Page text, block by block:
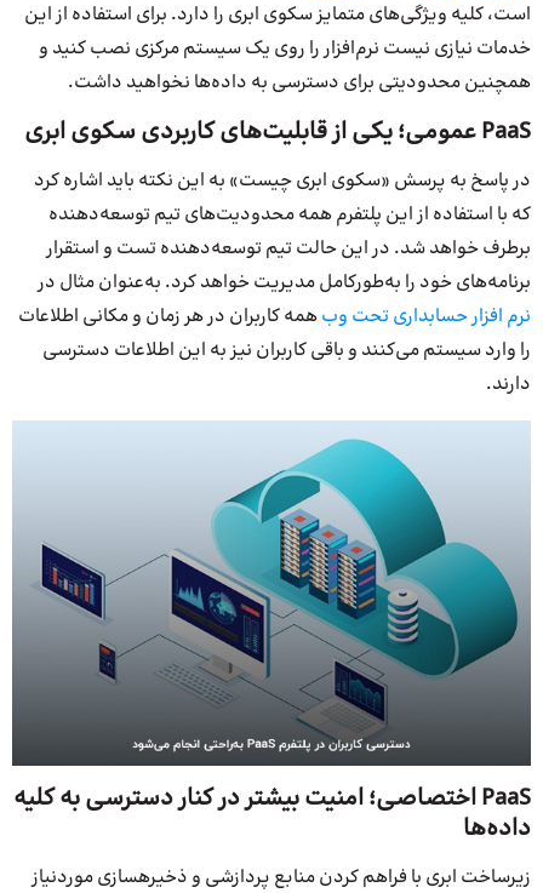
است، کلیه ویژگی‌های متمایز سکوی ابری را دارد. برای استفاده از این
خدمات نیازی نیست نرم‌افزار را روی یک سیستم مرکزی نصب کنید و
همچنین محدودیتی برای دسترسی به داده‌ها نخواهید داشت.
PaaS عمومی؛ یکی از قابلیت‌های کاربردی سکوی ابری
در پاسخ به پرسش «سکوی ابری چیست» به این نکته باید اشاره کرد
که با استفاده از این پلتفرم همه محدودیت‌های تیم توسعه‌دهنده
برطرف خواهد شد. در این حالت تیم توسعه‌دهنده تست و استقرار
برنامه‌های خود را به‌طورکامل مدیریت خواهد کرد. به‌عنوان مثال در
نرم افزار حسابداری تحت وبهمه کاربران در هر زمان و مکانی اطلاعات
را وارد سیستم می‌کنند و باقی کاربران نیز به این اطلاعات دسترسی
دارند.
PaaS اختصاصی؛ امنیت بیشتر در کنار دسترسی به کلیه
داده‌ها
زیرساخت ابری با فراهم کردن منابع پردازشی و ذخیره‎سازی مورد‌نیاز